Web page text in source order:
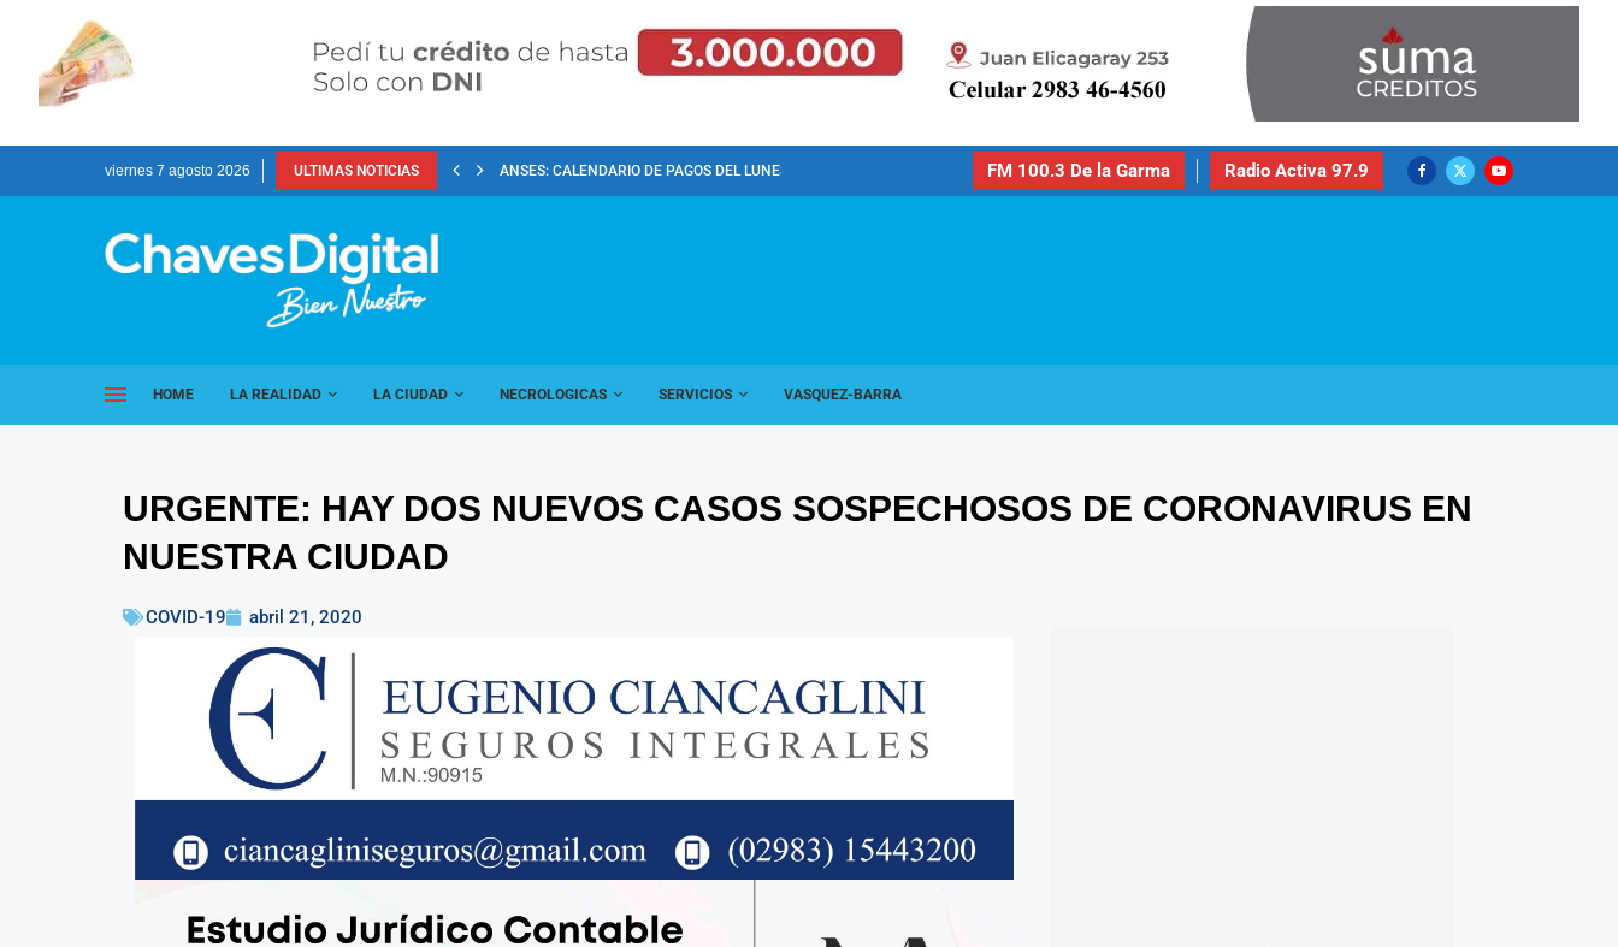
viernes 7 agosto 2026 ULTIMAS NOTICIAS ANSES: CALENDARIO DE PAGOS DEL LUNES 10 DE... FM 100.3 De la Garma Radio Activa 97.9
HOME LA REALIDAD LA CIUDAD NECROLOGICAS SERVICIOS VASQUEZ-BARRA
URGENTE: HAY DOS NUEVOS CASOS SOSPECHOSOS DE CORONAVIRUS EN
NUESTRA CIUDAD
COVID-19 abril 21, 2020